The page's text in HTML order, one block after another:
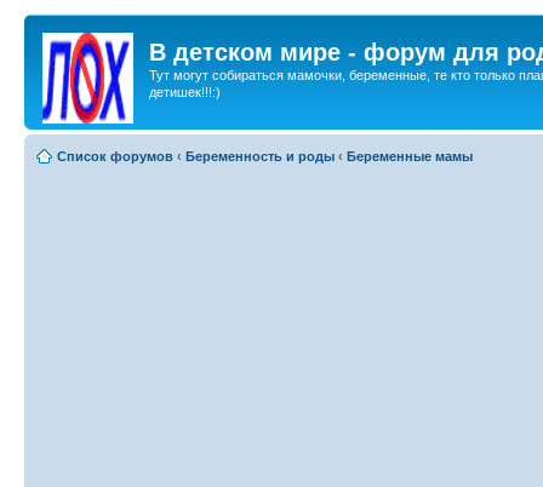
В детском мире - форум для
Тут могут собираться мамочки, беременные, те кто только
детишек!!!:)
Список форумов ‹ Беременность и роды ‹ Беременные мамы